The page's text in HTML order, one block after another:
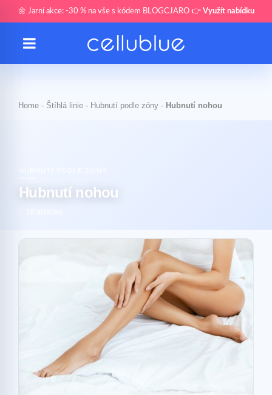
🌼 Jarní akce: -30 % na vše s kódem BLOGCJARO 👉 Využít nabídku
Home - Štíhlá linie - Hubnutí podle zóny - Hubnutí nohou
Hubnutí nohou